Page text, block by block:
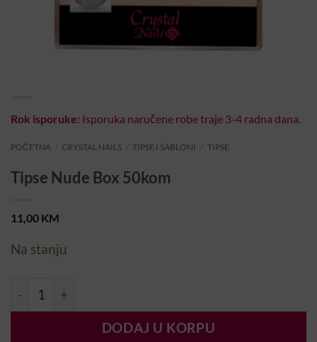
Rok isporuke: Isporuka naručene robe traje 3-4 radna dana.
POČETNA CRYSTAL NAILS TIPSE I ŠABLONI TIPSE
Tipse Nude Box 50kom
11,00 KM
Na stanju
Tipse Nude Box 50kom količina
DODAJ U KORPU